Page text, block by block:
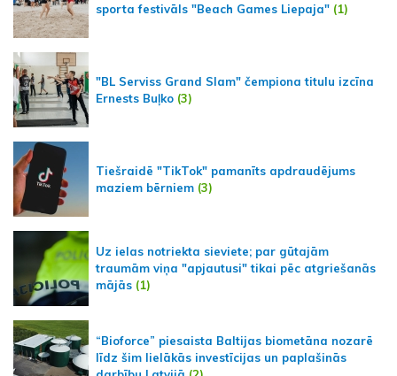
sporta festivāls "Beach Games Liepaja" (1)
"BL Serviss Grand Slam" čempiona titulu izcīna
Ernests Buļko (3)
Tiešraidē "TikTok" pamanīts apdraudējums
maziem bērniem (3)
Uz ielas notriekta sieviete; par gūtajām
traumām viņa "apjautusi" tikai pēc atgriešanās
mājās (1)
“Bioforce” piesaista Baltijas biometāna nozarē
līdz šim lielākās investīcijas un paplašinās